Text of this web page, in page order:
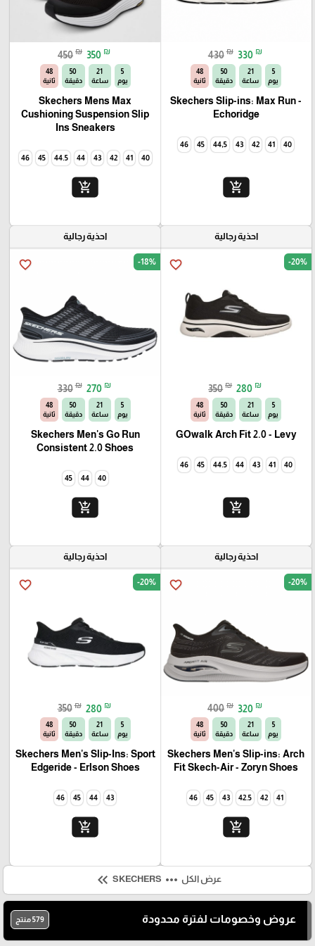
430 ₪ 330 ₪
5
يوم
21
ساعة
50
دقيقة
46
ثانية
Skechers Slip-ins: Max Run -
Echoridge
40
41
42
43
44,5
45
46
add_shopping_cart
450 ₪ 350 ₪
5
يوم
21
ساعة
50
دقيقة
46
ثانية
Skechers Mens Max
Cushioning Suspension Slip
Ins Sneakers
40
41
42
43
44
44.5
45
46
add_shopping_cart
احذية رجالية
favorite_border -20%
350 ₪ 280 ₪
5
يوم
21
ساعة
50
دقيقة
46
ثانية
GOwalk Arch Fit 2.0 - Levy
40
41
43
44
44.5
45
46
add_shopping_cart
احذية رجالية
favorite_border -18%
330 ₪ 270 ₪
5
يوم
21
ساعة
50
دقيقة
46
ثانية
Skechers Men's Go Run
Consistent 2.0 Shoes
40
44
45
add_shopping_cart
احذية رجالية
favorite_border -20%
400 ₪ 320 ₪
5
يوم
21
ساعة
50
دقيقة
46
ثانية
Skechers Men's Slip-ins: Arch
Fit Skech-Air - Zoryn Shoes
41
42
42.5
43
45
46
add_shopping_cart
احذية رجالية
favorite_border -20%
350 ₪ 280 ₪
5
يوم
21
ساعة
50
دقيقة
46
ثانية
Skechers Men's Slip-Ins: Sport
Edgeride - Erlson Shoes
43
44
45
46
add_shopping_cart
عرض الكل more_horiz
keyboard_double_arrow_left
عروض وخصومات لفترة محدودة 579 منتج